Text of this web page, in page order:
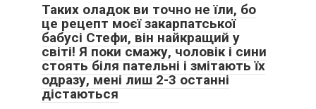
Таких оладок ви точно не їли, бо
це рецепт моєї закарпатської
бабусі Стефи, він найкращий у
світі! Я поки смажу, чоловік і сини
стоять біля пательні і змітають їх
одразу, мені лиш 2-3 останні
дістаються